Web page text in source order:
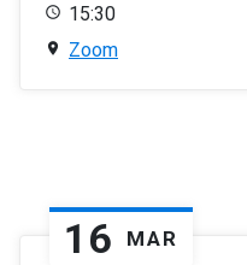
15:30
Zoom
16 MAR